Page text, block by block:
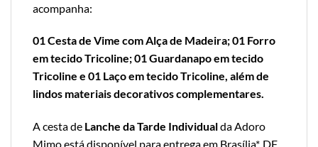
acompanha:
01 Cesta de Vime com Alça de Madeira; 01 Forro
em tecido Tricoline; 01 Guardanapo em tecido
Tricoline e 01 Laço em tecido Tricoline, além de
lindos materiais decorativos complementares.
A cesta de Lanche da Tarde Individualda Adoro
Mimo está disponível para entrega em Brasília*, DF